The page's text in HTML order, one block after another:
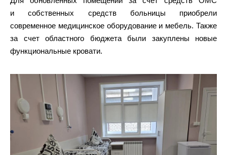
и собственных средств больницы приобрели
современное медицинское оборудование и мебель. Также
за счет областного бюджета были закуплены новые
функциональные кровати.